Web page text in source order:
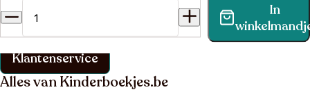
In
Vind binnen no-time antwoord op je vraag op onze
klantenservice pagina.
Klantenservice
Alles van Kinderboekjes.be